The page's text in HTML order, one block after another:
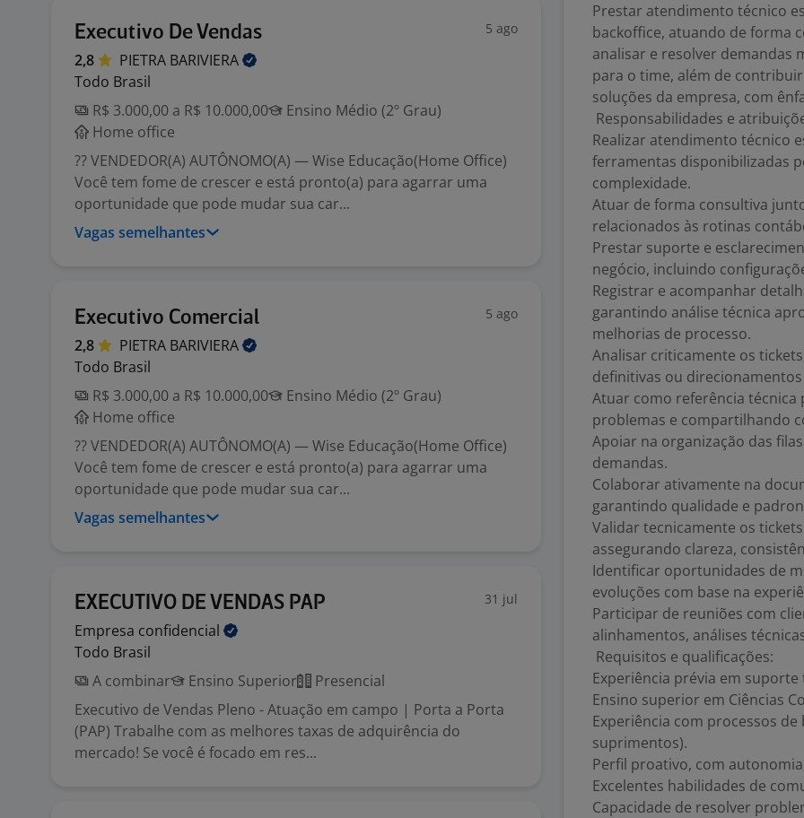
Executivo De Vendas 5 ago
2,8 PIETRA BARIVIERA
Todo Brasil
R$ 3.000,00 a R$ 10.000,00
Ensino Médio (2º Grau)
Home office
?? VENDEDOR(A) AUTÔNOMO(A) — Wise Educação(Home Office)
Você tem fome de crescer e está pronto(a) para agarrar uma
oportunidade que pode mudar sua car...
Vagas semelhantes
Executivo Comercial 5 ago
2,8 PIETRA BARIVIERA
Todo Brasil
R$ 3.000,00 a R$ 10.000,00
Ensino Médio (2º Grau)
Home office
?? VENDEDOR(A) AUTÔNOMO(A) — Wise Educação(Home Office)
Você tem fome de crescer e está pronto(a) para agarrar uma
oportunidade que pode mudar sua car...
Vagas semelhantes
EXECUTIVO DE VENDAS PAP 31 jul
Empresa confidencial
Todo Brasil
A combinar
Ensino Superior
Presencial
Executivo de Vendas Pleno - Atuação em campo | Porta a Porta
(PAP) Trabalhe com as melhores taxas de adquirência do
mercado! Se você é focado em res...
Prestar atendimento técnico
backoffice, atuando de forma
analisar e resolver demandas
para o time, além de
soluções da empresa, com
Responsabilidades e
Realizar atendimento técnico
ferramentas disponibilizadas
complexidade.
Atuar de forma consultiva
relacionados às rotinas
Prestar suporte e
negócio, incluindo
Registrar e acompanhar
garantindo análise técnica
melhorias de processo.
Analisar criticamente os
definitivas ou
Atuar como referência técnica
problemas e compartilhando
Apoiar na organização das
demandas.
Colaborar ativamente na
garantindo qualidade e
Validar tecnicamente os
assegurando clareza,
Identificar oportunidades de
evoluções com base na
Participar de reuniões com
alinhamentos, análises
Requisitos e qualificações:
Experiência prévia em
Ensino superior em Ciências
Experiência com processos
suprimentos).
Perfil proativo, com
Excelentes habilidades de
Capacidade de resolver